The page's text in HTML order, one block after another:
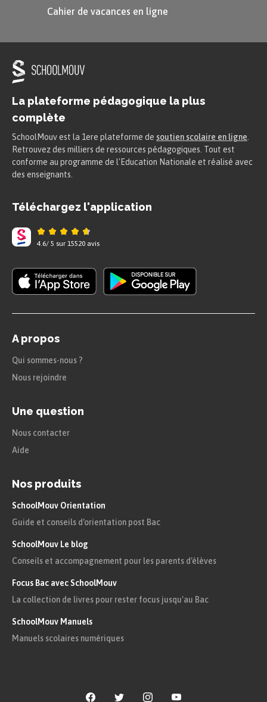
Cahier de vacances en ligne
La plateforme pédagogique la plus
complète
SchoolMouv est la 1ere plateforme de soutien scolaire en ligne
Retrouvez des milliers de ressources pédagogiques. Tout est
conforme au programme de l'Education Nationale et réalisé avec
des enseignants.
Téléchargez l'application
4.6/ 5 sur 15520 avis
A propos
Qui sommes-nous ?
Nous rejoindre
Une question
Nous contacter
Aide
Nos produits
SchoolMouv Orientation
Guide et conseils d'orientation post Bac
SchoolMouv Le blog
Conseils et accompagnement pour les parents d'élèves
Focus Bac avec SchoolMouv
La collection de livres pour rester focus jusqu'au Bac
SchoolMouv Manuels
Manuels scolaires numériques